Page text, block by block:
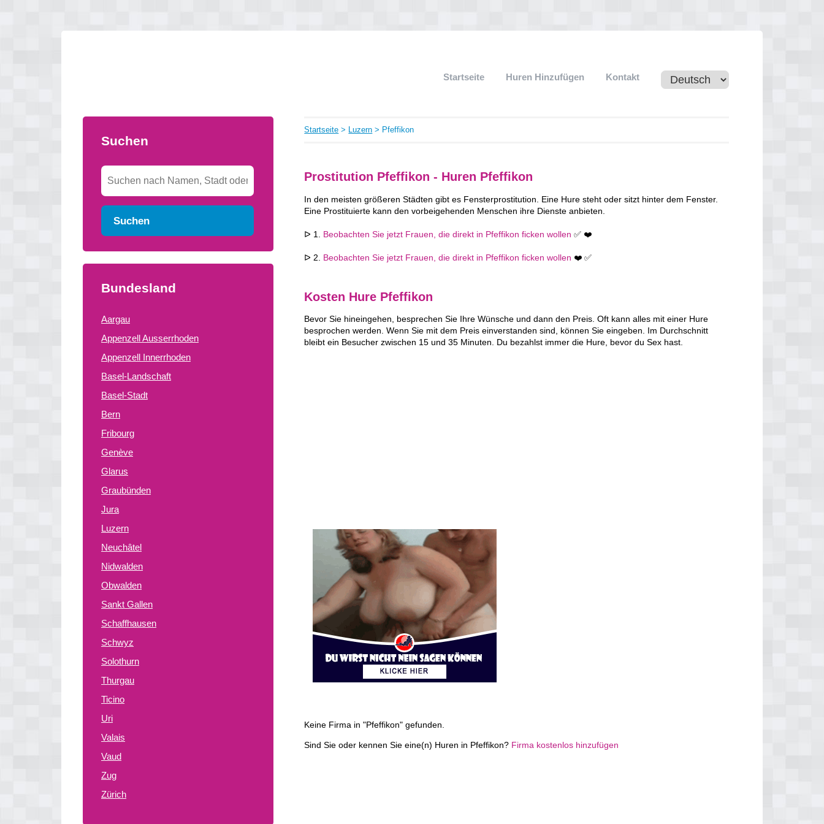
Startseite Huren Hinzufügen Kontakt
Suchen
Suchen
Bundesland
Aargau
Appenzell Ausserrhoden
Appenzell Innerrhoden
Basel-Landschaft
Basel-Stadt
Bern
Fribourg
Genève
Glarus
Graubünden
Jura
Luzern
Neuchâtel
Nidwalden
Obwalden
Sankt Gallen
Schaffhausen
Schwyz
Solothurn
Thurgau
Ticino
Uri
Valais
Vaud
Zug
Zürich
Startseite > Luzern > Pfeffikon
Prostitution Pfeffikon - Huren Pfeffikon
In den meisten größeren Städten gibt es Fensterprostitution. Eine Hure steht oder sitzt hinter dem Fenster.
Eine Prostituierte kann den vorbeigehenden Menschen ihre Dienste anbieten.
ᐅ 1. Beobachten Sie jetzt Frauen, die direkt in Pfeffikon ficken wollen ✅ ❤️
ᐅ 2. Beobachten Sie jetzt Frauen, die direkt in Pfeffikon ficken wollen ❤️ ✅
Kosten Hure Pfeffikon
Bevor Sie hineingehen, besprechen Sie Ihre Wünsche und dann den Preis. Oft kann alles mit einer Hure
besprochen werden. Wenn Sie mit dem Preis einverstanden sind, können Sie eingeben. Im Durchschnitt
bleibt ein Besucher zwischen 15 und 35 Minuten. Du bezahlst immer die Hure, bevor du Sex hast.
Keine Firma in "Pfeffikon" gefunden.
Sind Sie oder kennen Sie eine(n) Huren in Pfeffikon? Firma kostenlos hinzufügen